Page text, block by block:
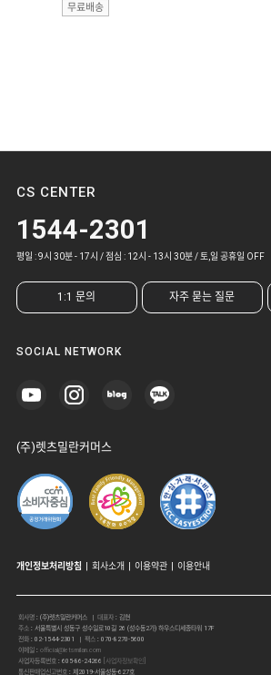
무료배송
CS CENTER
1544-2301
평일 : 9시 30분 - 17시 / 점심 : 12시 - 13시 30분 / 토,일 공휴일 OFF
1:1 문의 자주 묻는 질문
SOCIAL NETWORK
(주)렛츠밀란커머스
개인정보처리방침 회사소개 이용약관 이용안내
회사명 : (주)렛츠밀란커머스 | 대표자 : 김현
주소 : 서울특별시 성동구 성수일로10길 26 (성수동2가) 하우스디세종타워 17F
전화 : 02-1544-2301 | 팩스 : 070-8270-5600
이메일 : official@letsmilan.com
사업자등록번호 : 605-86-24266
[사업자정보확인]
통신판매업신고번호 : 제2019-서울성동-627호